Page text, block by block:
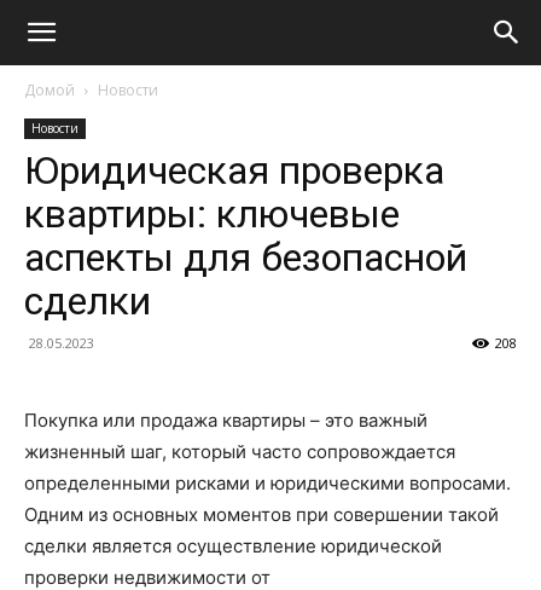
Домой Новости
Новости
Юридическая проверка
квартиры: ключевые
аспекты для безопасной
сделки
28.05.2023 208
Покупка или продажа квартиры – это важный
жизненный шаг, который часто сопровождается
определенными рисками и юридическими вопросами.
Одним из основных моментов при совершении такой
сделки является осуществление юридической
проверки недвижимости от